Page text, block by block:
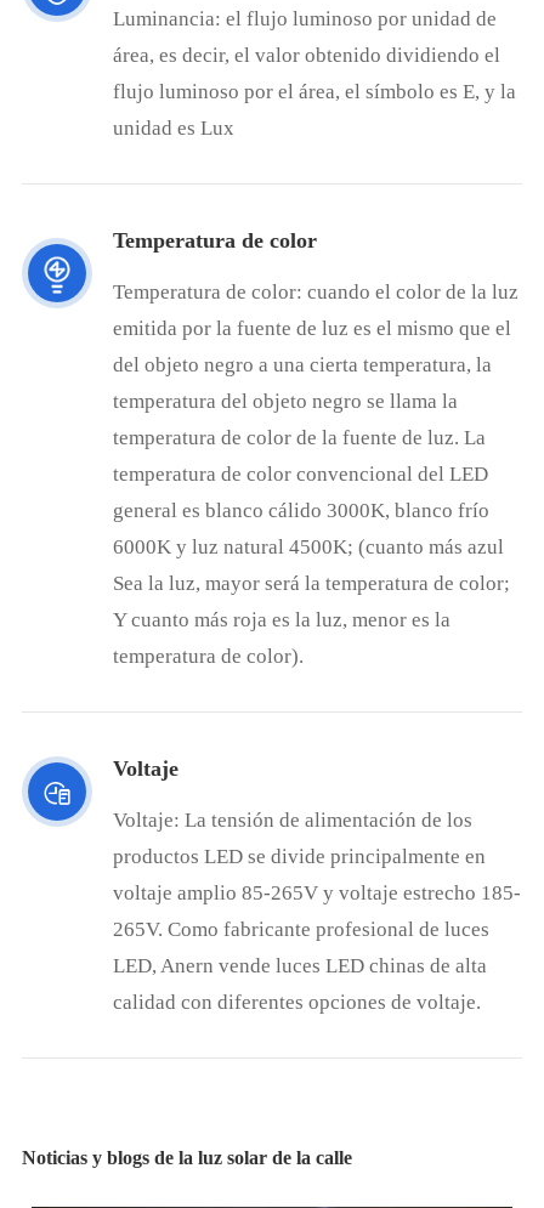
Luminancia: el flujo luminoso por unidad de
área, es decir, el valor obtenido dividiendo el
flujo luminoso por el área, el símbolo es E, y la
unidad es Lux
Temperatura de color
Temperatura de color: cuando el color de la luz
emitida por la fuente de luz es el mismo que el
del objeto negro a una cierta temperatura, la
temperatura del objeto negro se llama la
temperatura de color de la fuente de luz. La
temperatura de color convencional del LED
general es blanco cálido 3000K, blanco frío
6000K y luz natural 4500K; (cuanto más azul
Sea la luz, mayor será la temperatura de color;
Y cuanto más roja es la luz, menor es la
temperatura de color).
Voltaje
Voltaje: La tensión de alimentación de los
productos LED se divide principalmente en
voltaje amplio 85-265V y voltaje estrecho 185-
265V. Como fabricante profesional de luces
LED, Anern vende luces LED chinas de alta
calidad con diferentes opciones de voltaje.
Noticias y blogs de la luz solar de la calle